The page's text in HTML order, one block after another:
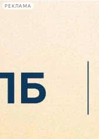
РЕКЛАМА
Сегодня: